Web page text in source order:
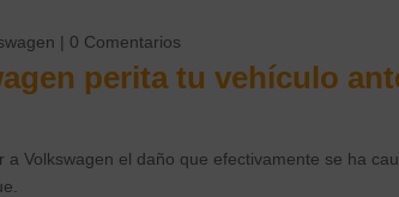
| 0 Comentarios
perita tu vehículo
Volkswagen el daño que efectivamente se ha